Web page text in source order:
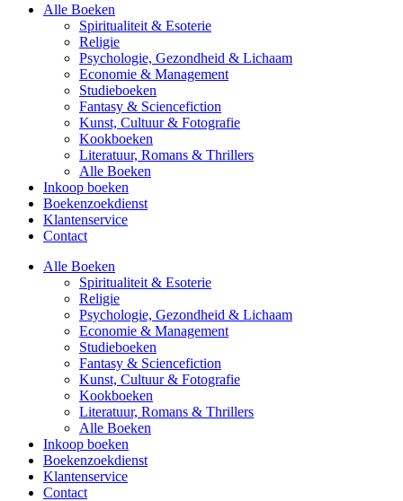
Alle Boeken
Spiritualiteit & Esoterie
Religie
Psychologie, Gezondheid & Lichaam
Economie & Management
Studieboeken
Fantasy & Sciencefiction
Kunst, Cultuur & Fotografie
Kookboeken
Literatuur, Romans & Thrillers
Alle Boeken
Inkoop boeken
Boekenzoekdienst
Klantenservice
Contact
Alle Boeken
Spiritualiteit & Esoterie
Religie
Psychologie, Gezondheid & Lichaam
Economie & Management
Studieboeken
Fantasy & Sciencefiction
Kunst, Cultuur & Fotografie
Kookboeken
Literatuur, Romans & Thrillers
Alle Boeken
Inkoop boeken
Boekenzoekdienst
Klantenservice
Contact